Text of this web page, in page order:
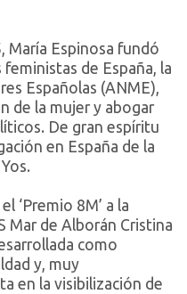
María Espinosa fundó
de España, la
Españolas (ANME),
de la mujer y abogar
De gran espíritu
en España de la
‘Premio 8M’ a la
Mar de Alborán Cristina
como
y, muy
en la visibilización de